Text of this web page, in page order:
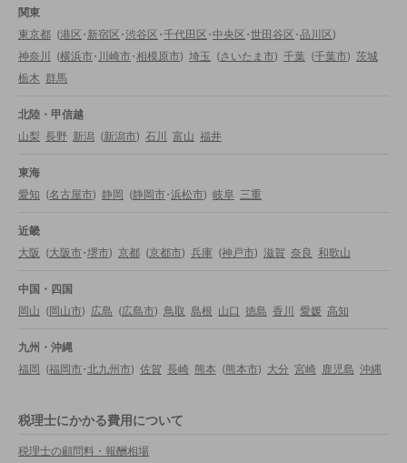
関東
東京都 (港区・新宿区・渋谷区・千代田区・中央区・世田谷区・品川区)
神奈川
(横浜市・川崎市・相模原市) 埼玉 (さいたま市) 千葉 (千葉市) 茨城
栃木 群馬
北陸・甲信越
山梨 長野 新潟 (新潟市) 石川 富山 福井
東海
愛知 (名古屋市) 静岡 (静岡市・浜松市) 岐阜 三重
近畿
大阪 (大阪市・堺市) 京都 (京都市) 兵庫 (神戸市) 滋賀 奈良 和歌山
中国・四国
岡山 (岡山市) 広島 (広島市) 鳥取 島根 山口 徳島 香川 愛媛 高知
九州・沖縄
福岡 (福岡市・北九州市) 佐賀 長崎 熊本 (熊本市) 大分 宮崎 鹿児島 沖縄
税理士にかかる費用について
税理士の顧問料・報酬相場